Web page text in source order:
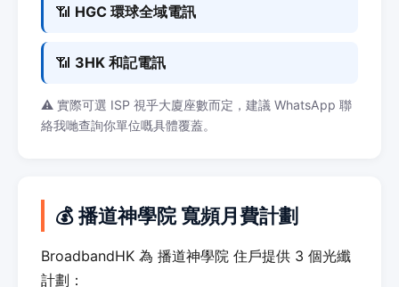
📶 HGC 環球全域電訊
📶 3HK 和記電訊
⚠️ 實際可選 ISP 視乎大廈座數而定，建議 WhatsApp 聯
絡我哋查詢你單位嘅具體覆蓋。
💰 播道神學院 寬頻月費計劃
BroadbandHK 為 播道神學院 住戶提供 3 個光纖
計劃：